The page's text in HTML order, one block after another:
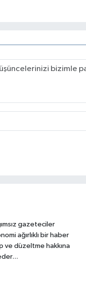
gazeteciler
ağırlıklı bir haber
ve düzeltme hakkına